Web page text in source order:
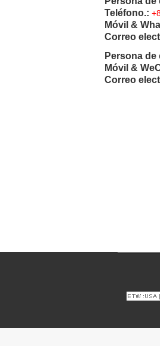
Teléfono.:
Móvil &
Correo
Persona
Móvil &
Correo